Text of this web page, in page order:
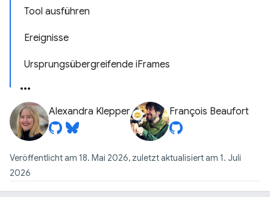
Tool ausführen
Ereignisse
Ursprungsübergreifende iFrames
Alexandra Klepper François Beaufort
Veröffentlicht am 18. Mai 2026, zuletzt aktualisiert am 1. Juli
2026